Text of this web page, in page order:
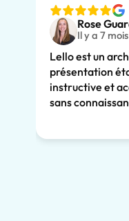
Rose
Il y a 7 mois
Lello est un
présentation
instructive et
sans
de l'histoire de